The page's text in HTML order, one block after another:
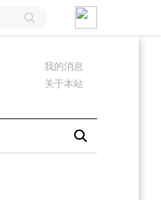
我的消息
关于本站